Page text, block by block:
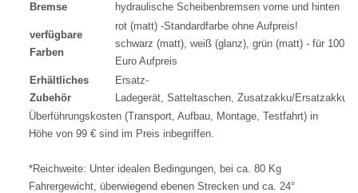
Bremse
hydraulische Scheibenbremsen vorne und hinten
verfügbare
Farben
rot (matt) -Standardfarbe ohne Aufpreis!
schwarz (matt), weiß (glanz), grün (matt) - für 100
Euro Aufpreis
Erhältliches
Zubehör
Ersatz-
Ladegerät, Satteltaschen, Zusatzakku/Ersatzakku
Überführungskosten (Transport, Aufbau, Montage, Testfahrt) in
Höhe von 99 € sind im Preis inbegriffen.
*Reichweite: Unter idealen Bedingungen, bei ca. 80 Kg
Fahrergewicht, überwiegend ebenen Strecken und ca. 24°